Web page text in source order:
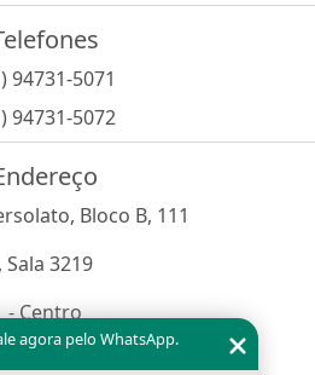
94731-5071
94731-5072
Bloco B, 111
, Sala 3219
- Centro
agora pelo WhatsApp.